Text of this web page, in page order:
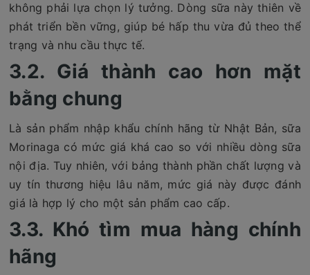
không phải lựa chọn lý tưởng. Dòng sữa này thiên về
phát triển bền vững, giúp bé hấp thu vừa đủ theo thể
trạng và nhu cầu thực tế.
3.2. Giá thành cao hơn mặt
bằng chung
Là sản phẩm nhập khẩu chính hãng từ Nhật Bản, sữa
Morinaga có mức giá khá cao so với nhiều dòng sữa
nội địa. Tuy nhiên, với bảng thành phần chất lượng và
uy tín thương hiệu lâu năm, mức giá này được đánh
giá là hợp lý cho một sản phẩm cao cấp.
3.3. Khó tìm mua hàng chính
hãng